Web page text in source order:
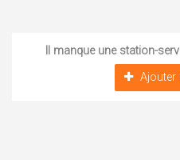
Il manque une station-
Ajouter